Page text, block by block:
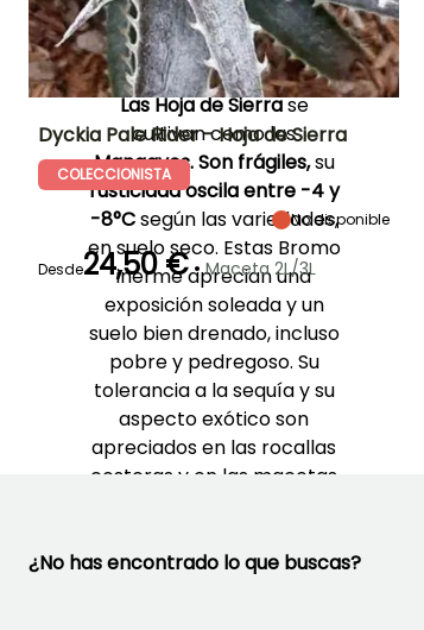
tonos rojizos,
especialmente marcados
a pleno sol.
Las Hoja de Sierrase
cultivan como las
Mangaves. Son frágiles,su
rusticidad oscila entre -4 y
-8°Csegún las variedades,
en suelo seco. Estas Bromo
inerme aprecian una
exposición soleada y un
suelo bien drenado, incluso
pobre y pedregoso. Su
tolerancia a la sequía y su
aspecto exótico son
apreciados en las rocallas
costeras y en las macetas
consulte nuestro artículo
Altura en la
madurez
35 cm
Anchura en la
madurez
35 cm
Exposición
Sol
Periodo de floración
Julio a Agosto
plantación
Marzo a Junio,
Septiembre a
Octubre
Hasta -6,5°C
Dyckia Pale Rider - Hoja de Sierra
COLECCIONISTA
No disponible
Desde24,50 €• Maceta 2L/3L
¿No has encontrado lo que buscas?